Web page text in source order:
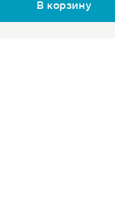
В корзину